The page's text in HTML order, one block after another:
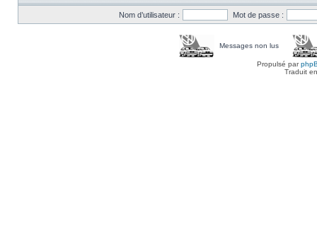
Nom d’utilisateur : Mot de passe :
Messages non lus
Propulsé par
Traduit